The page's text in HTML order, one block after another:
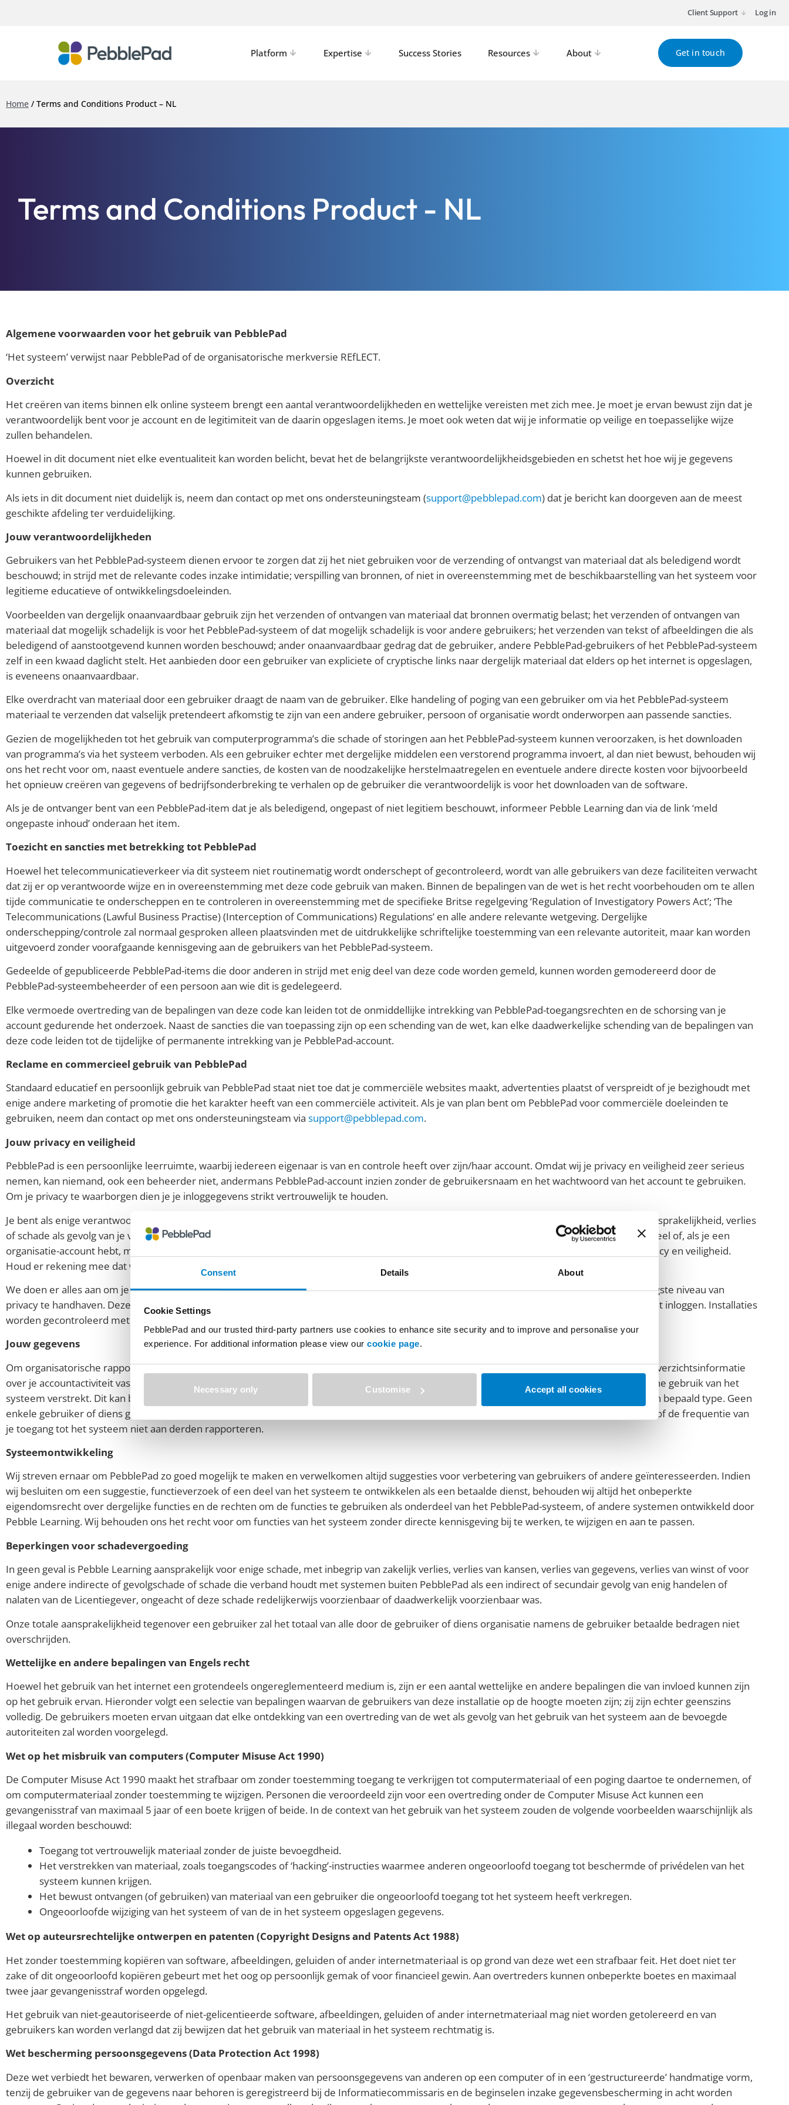
Consent Details About
Cookie Settings
PebblePad and our trusted third-party partners use cookies to enhance site security and to improve and personalise your
experience. For additional information please view our cookie page.
Necessary only Customise Accept all cookies
Client Support Log in
Platform Expertise Success Stories Resources About Get in touch
Home / Terms and Conditions Product – NL
Terms and Conditions Product - NL
Algemene voorwaarden voor het gebruik van PebblePad
‘Het systeem’ verwijst naar PebblePad of de organisatorische merkversie REfLECT.
Overzicht
Het creëren van items binnen elk online systeem brengt een aantal verantwoordelijkheden en wettelijke vereisten met zich mee. Je moet je ervan bewust zijn dat je
verantwoordelijk bent voor je account en de legitimiteit van de daarin opgeslagen items. Je moet ook weten dat wij je informatie op veilige en toepasselijke wijze
zullen behandelen.
Hoewel in dit document niet elke eventualiteit kan worden belicht, bevat het de belangrijkste verantwoordelijkheidsgebieden en schetst het hoe wij je gegevens
kunnen gebruiken.
Als iets in dit document niet duidelijk is, neem dan contact op met ons ondersteuningsteam (support@pebblepad.com) dat je bericht kan doorgeven aan de meest
geschikte afdeling ter verduidelijking.
Jouw verantwoordelijkheden
Gebruikers van het PebblePad-systeem dienen ervoor te zorgen dat zij het niet gebruiken voor de verzending of ontvangst van materiaal dat als beledigend wordt
beschouwd; in strijd met de relevante codes inzake intimidatie; verspilling van bronnen, of niet in overeenstemming met de beschikbaarstelling van het systeem voor
legitieme educatieve of ontwikkelingsdoeleinden.
Voorbeelden van dergelijk onaanvaardbaar gebruik zijn het verzenden of ontvangen van materiaal dat bronnen overmatig belast; het verzenden of ontvangen van
materiaal dat mogelijk schadelijk is voor het PebblePad-systeem of dat mogelijk schadelijk is voor andere gebruikers; het verzenden van tekst of afbeeldingen die als
beledigend of aanstootgevend kunnen worden beschouwd; ander onaanvaardbaar gedrag dat de gebruiker, andere PebblePad-gebruikers of het PebblePad-systeem
zelf in een kwaad daglicht stelt. Het aanbieden door een gebruiker van expliciete of cryptische links naar dergelijk materiaal dat elders op het internet is opgeslagen,
is eveneens onaanvaardbaar.
Elke overdracht van materiaal door een gebruiker draagt de naam van de gebruiker. Elke handeling of poging van een gebruiker om via het PebblePad-systeem
materiaal te verzenden dat valselijk pretendeert afkomstig te zijn van een andere gebruiker, persoon of organisatie wordt onderworpen aan passende sancties.
Gezien de mogelijkheden tot het gebruik van computerprogramma’s die schade of storingen aan het PebblePad-systeem kunnen veroorzaken, is het downloaden
van programma’s via het systeem verboden. Als een gebruiker echter met dergelijke middelen een verstorend programma invoert, al dan niet bewust, behouden wij
ons het recht voor om, naast eventuele andere sancties, de kosten van de noodzakelijke herstelmaatregelen en eventuele andere directe kosten voor bijvoorbeeld
het opnieuw creëren van gegevens of bedrijfsonderbreking te verhalen op de gebruiker die verantwoordelijk is voor het downloaden van de software.
Als je de ontvanger bent van een PebblePad-item dat je als beledigend, ongepast of niet legitiem beschouwt, informeer Pebble Learning dan via de link ‘meld
ongepaste inhoud’ onderaan het item.
Toezicht en sancties met betrekking tot PebblePad
Hoewel het telecommunicatieverkeer via dit systeem niet routinematig wordt onderschept of gecontroleerd, wordt van alle gebruikers van deze faciliteiten verwacht
dat zij er op verantwoorde wijze en in overeenstemming met deze code gebruik van maken. Binnen de bepalingen van de wet is het recht voorbehouden om te allen
tijde communicatie te onderscheppen en te controleren in overeenstemming met de specifieke Britse regelgeving ‘Regulation of Investigatory Powers Act’; ‘The
Telecommunications (Lawful Business Practise) (Interception of Communications) Regulations’ en alle andere relevante wetgeving. Dergelijke
onderschepping/controle zal normaal gesproken alleen plaatsvinden met de uitdrukkelijke schriftelijke toestemming van een relevante autoriteit, maar kan worden
uitgevoerd zonder voorafgaande kennisgeving aan de gebruikers van het PebblePad-systeem.
Gedeelde of gepubliceerde PebblePad-items die door anderen in strijd met enig deel van deze code worden gemeld, kunnen worden gemodereerd door de
PebblePad-systeembeheerder of een persoon aan wie dit is gedelegeerd.
Elke vermoede overtreding van de bepalingen van deze code kan leiden tot de onmiddellijke intrekking van PebblePad-toegangsrechten en de schorsing van je
account gedurende het onderzoek. Naast de sancties die van toepassing zijn op een schending van de wet, kan elke daadwerkelijke schending van de bepalingen van
deze code leiden tot de tijdelijke of permanente intrekking van je PebblePad-account.
Reclame en commercieel gebruik van PebblePad
Standaard educatief en persoonlijk gebruik van PebblePad staat niet toe dat je commerciële websites maakt, advertenties plaatst of verspreidt of je bezighoudt met
enige andere marketing of promotie die het karakter heeft van een commerciële activiteit. Als je van plan bent om PebblePad voor commerciële doeleinden te
gebruiken, neem dan contact op met ons ondersteuningsteam via support@pebblepad.com.
Jouw privacy en veiligheid
PebblePad is een persoonlijke leerruimte, waarbij iedereen eigenaar is van en controle heeft over zijn/haar account. Omdat wij je privacy en veiligheid zeer serieus
nemen, kan niemand, ook een beheerder niet, andermans PebblePad-account inzien zonder de gebruikersnaam en het wachtwoord van het account te gebruiken.
Om je privacy te waarborgen dien je je inloggegevens strikt vertrouwelijk te houden.
Je bent als enige verantwoordelijk voor het handhaven van de strikte vertrouwelijkheid van je inloggegevens en voor elk oneigenlijk gebruik, aansprakelijkheid, verlies
of schade als gevolg van je verzuim dit te doen. In het geval van identiteitsdiefstal dien je contact op te nemen met ons ondersteunende personeel of, als je een
organisatie-account hebt, met het ondersteuningsteam van je organisatie, om hen te informeren over problemen met betrekking tot jouw privacy en veiligheid.
Houd er rekening mee dat wij niet aansprakelijk zijn voor ongeoorloofd gebruik van het systeem.
We doen er alles aan om je veiligheid te garanderen; zo passen we bij het instellen van PebblePad een aantal beveiligingsopties toe om het hoogste niveau van
privacy te handhaven. Deze omvatten toegang tot het systeem via een beveiligde SSL-verbinding en versleuteling van gebruikersgegevens bij het inloggen. Installaties
worden gecontroleerd met ‘Tamper-tools’ om te garanderen dat wachtwoorden niet kunnen worden onderschept of geïnspecteerd.
Jouw gegevens
Om organisatorische rapportagefaciliteiten te bieden, behouden wij ons het recht voor om dataminingtechnieken te gebruiken om anonieme overzichtsinformatie
over je accountactiviteit vast te leggen. Hierbij wordt geen specifieke inhoud bekeken, maar worden geaggregeerde gegevens over het algemene gebruik van het
systeem verstrekt. Dit kan bijvoorbeeld een rapport zijn over het aantal videobestanden dat in PebblePad is geladen of het aantal assets van een bepaald type. Geen
enkele gebruiker of diens gegevens zullen worden geïdentificeerd als onderdeel van deze datamining. Wij zullen het aantal assets in je account of de frequentie van
je toegang tot het systeem niet aan derden rapporteren.
Systeemontwikkeling
Wij streven ernaar om PebblePad zo goed mogelijk te maken en verwelkomen altijd suggesties voor verbetering van gebruikers of andere geïnteresseerden. Indien
wij besluiten om een suggestie, functieverzoek of een deel van het systeem te ontwikkelen als een betaalde dienst, behouden wij altijd het onbeperkte
eigendomsrecht over dergelijke functies en de rechten om de functies te gebruiken als onderdeel van het PebblePad-systeem, of andere systemen ontwikkeld door
Pebble Learning. Wij behouden ons het recht voor om functies van het systeem zonder directe kennisgeving bij te werken, te wijzigen en aan te passen.
Beperkingen voor schadevergoeding
In geen geval is Pebble Learning aansprakelijk voor enige schade, met inbegrip van zakelijk verlies, verlies van kansen, verlies van gegevens, verlies van winst of voor
enige andere indirecte of gevolgschade of schade die verband houdt met systemen buiten PebblePad als een indirect of secundair gevolg van enig handelen of
nalaten van de Licentiegever, ongeacht of deze schade redelijkerwijs voorzienbaar of daadwerkelijk voorzienbaar was.
Onze totale aansprakelijkheid tegenover een gebruiker zal het totaal van alle door de gebruiker of diens organisatie namens de gebruiker betaalde bedragen niet
overschrijden.
Wettelijke en andere bepalingen van Engels recht
Hoewel het gebruik van het internet een grotendeels ongereglementeerd medium is, zijn er een aantal wettelijke en andere bepalingen die van invloed kunnen zijn
op het gebruik ervan. Hieronder volgt een selectie van bepalingen waarvan de gebruikers van deze installatie op de hoogte moeten zijn; zij zijn echter geenszins
volledig. De gebruikers moeten ervan uitgaan dat elke ontdekking van een overtreding van de wet als gevolg van het gebruik van het systeem aan de bevoegde
autoriteiten zal worden voorgelegd.
Wet op het misbruik van computers (Computer Misuse Act 1990)
De Computer Misuse Act 1990 maakt het strafbaar om zonder toestemming toegang te verkrijgen tot computermateriaal of een poging daartoe te ondernemen, of
om computermateriaal zonder toestemming te wijzigen. Personen die veroordeeld zijn voor een overtreding onder de Computer Misuse Act kunnen een
gevangenisstraf van maximaal 5 jaar of een boete krijgen of beide. In de context van het gebruik van het systeem zouden de volgende voorbeelden waarschijnlijk als
illegaal worden beschouwd:
Toegang tot vertrouwelijk materiaal zonder de juiste bevoegdheid.
Het verstrekken van materiaal, zoals toegangscodes of ‘hacking’-instructies waarmee anderen ongeoorloofd toegang tot beschermde of privédelen van het
systeem kunnen krijgen.
Het bewust ontvangen (of gebruiken) van materiaal van een gebruiker die ongeoorloofd toegang tot het systeem heeft verkregen.
Ongeoorloofde wijziging van het systeem of van de in het systeem opgeslagen gegevens.
Wet op auteursrechtelijke ontwerpen en patenten (Copyright Designs and Patents Act 1988)
Het zonder toestemming kopiëren van software, afbeeldingen, geluiden of ander internetmateriaal is op grond van deze wet een strafbaar feit. Het doet niet ter
zake of dit ongeoorloofd kopiëren gebeurt met het oog op persoonlijk gemak of voor financieel gewin. Aan overtreders kunnen onbeperkte boetes en maximaal
twee jaar gevangenisstraf worden opgelegd.
Het gebruik van niet-geautoriseerde of niet-gelicentieerde software, afbeeldingen, geluiden of ander internetmateriaal mag niet worden getolereerd en van
gebruikers kan worden verlangd dat zij bewijzen dat het gebruik van materiaal in het systeem rechtmatig is.
Wet bescherming persoonsgegevens (Data Protection Act 1998)
Deze wet verbiedt het bewaren, verwerken of openbaar maken van persoonsgegevens van anderen op een computer of in een ‘gestructureerde’ handmatige vorm,
tenzij de gebruiker van de gegevens naar behoren is geregistreerd bij de Informatiecommissaris en de beginselen inzake gegevensbescherming in acht worden